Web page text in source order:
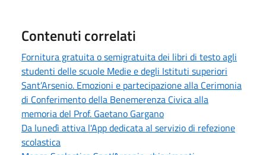
Contenuti correlati
Fornitura gratuita o semigratuita dei libri di testo agli
studenti delle scuole Medie e degli Istituti superiori
Sant’Arsenio. Emozioni e partecipazione alla Cerimonia
di Conferimento della Benemerenza Civica alla
memoria del Prof. Gaetano Gargano
Da lunedì attiva l'App dedicata al servizio di refezione
scolastica